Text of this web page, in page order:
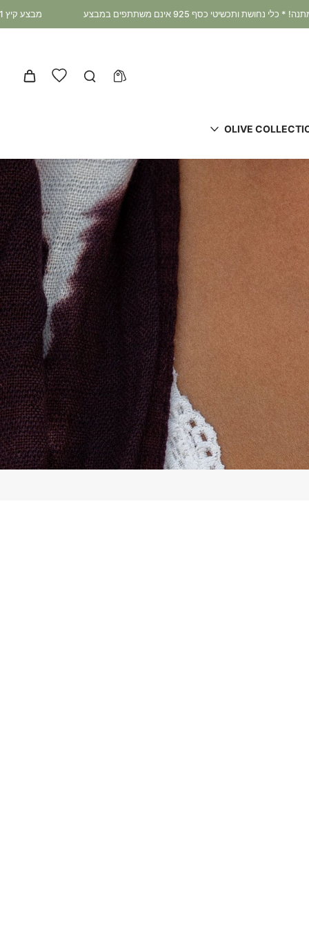
מבצע קיץ 3+1 במתנה: קונים 3 מוצרים ומקבלים את הרביעי במתנה! * כלי נחושת ותכשיטי כסף 925 אינם משתתפים במבצע
OLIVE